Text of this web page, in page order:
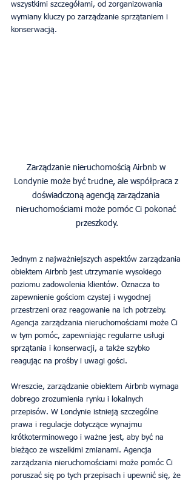
wszystkimi szczegółami, od zorganizowania
wymiany kluczy po zarządzanie sprzątaniem i
konserwacją.
Zarządzanie nieruchomością Airbnb w
Londynie może być trudne, ale współpraca z
doświadczoną agencją zarządzania
nieruchomościami może pomóc Ci pokonać
przeszkody.
Jednym z najważniejszych aspektów zarządzania
obiektem Airbnb jest utrzymanie wysokiego
poziomu zadowolenia klientów. Oznacza to
zapewnienie gościom czystej i wygodnej
przestrzeni oraz reagowanie na ich potrzeby.
Agencja zarządzania nieruchomościami może Ci
w tym pomóc, zapewniając regularne usługi
sprzątania i konserwacji, a także szybko
reagując na prośby i uwagi gości.
Wreszcie, zarządzanie obiektem Airbnb wymaga
dobrego zrozumienia rynku i lokalnych
przepisów. W Londynie istnieją szczególne
prawa i regulacje dotyczące wynajmu
krótkoterminowego i ważne jest, aby być na
bieżąco ze wszelkimi zmianami. Agencja
zarządzania nieruchomościami może pomóc Ci
poruszać się po tych przepisach i upewnić się, że